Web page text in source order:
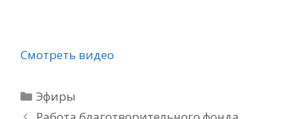
Смотреть видео
Рубрики
Эфиры